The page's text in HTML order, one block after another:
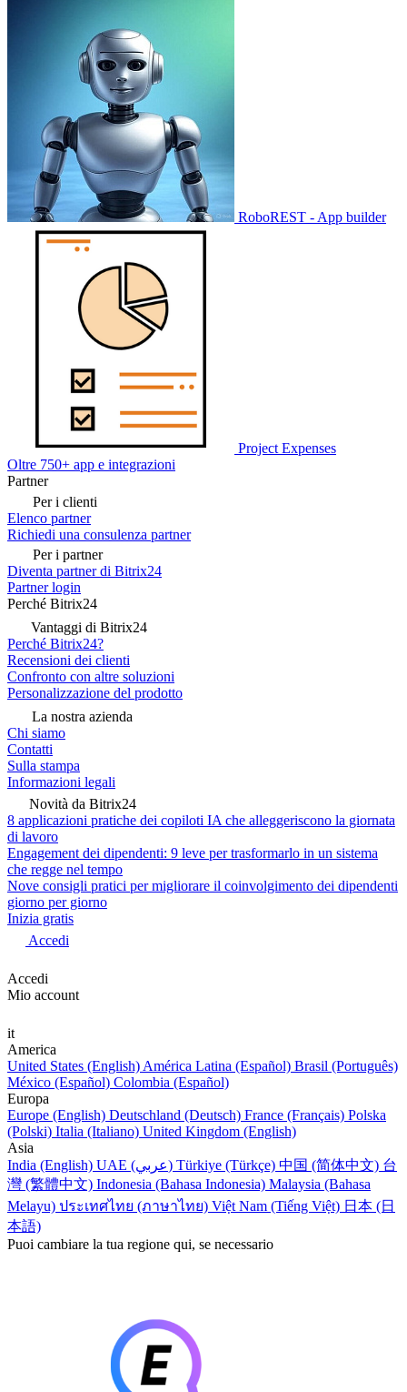
RoboREST - App builder
Project Expenses
Oltre 750+ app e integrazioni
Partner
Per i clienti
Elenco partner
Richiedi una consulenza partner
Per i partner
Diventa partner di Bitrix24
Partner login
Perché Bitrix24
Vantaggi di Bitrix24
Perché Bitrix24?
Recensioni dei clienti
Confronto con altre soluzioni
Personalizzazione del prodotto
La nostra azienda
Chi siamo
Contatti
Sulla stampa
Informazioni legali
Novità da Bitrix24
8 applicazioni pratiche dei copiloti IA che alleggeriscono la giornata
di lavoro
Engagement dei dipendenti: 9 leve per trasformarlo in un sistema
che regge nel tempo
Nove consigli pratici per migliorare il coinvolgimento dei dipendenti
giorno per giorno
Inizia gratis
Accedi
Accedi
Mio account
it
America
United States (English) América Latina (Español) Brasil (Português)
México (Español) Colombia (Español)
Europa
Europe (English) Deutschland (Deutsch) France (Français) Polska
(Polski) Italia (Italiano) United Kingdom (English)
Asia
India (English)
UAE (عربي) Türkiye (Türkçe) 中国 (简体中文) 台
灣 (繁體中文) Indonesia (Bahasa Indonesia) Malaysia (Bahasa
Melayu) ประเทศไทย (ภาษาไทย) Việt Nam (Tiếng Việt) 日本 (日
本語)
Puoi cambiare la tua regione qui, se necessario